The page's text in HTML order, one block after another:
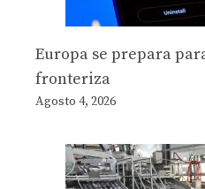
Europa se prepara
fronteriza
Agosto 4, 2026